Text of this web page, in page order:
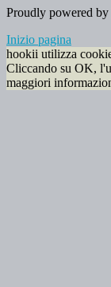
Proudly powered by
Inizio pagina
hookii utilizza
Cliccando su OK,
maggiori